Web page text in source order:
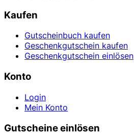
Kaufen
Gutscheinbuch kaufen
Geschenkgutschein kaufen
Geschenkgutschein einlösen
Konto
Login
Mein Konto
Gutscheine einlösen